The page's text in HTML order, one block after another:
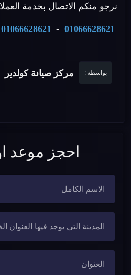
نرجو منكم الاتصال بخدمة
01066628621
-
01066628621
بواسطة : مركز صيانة كولدير
احجز موعد